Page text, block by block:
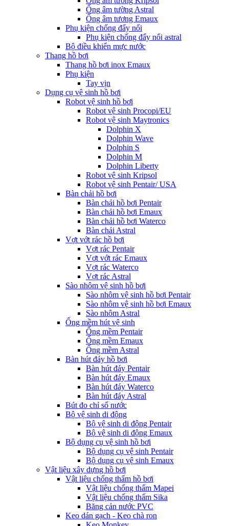
Ống âm tường Astral
Ống âm tương Emaux
Phụ kiện chống đẩy nổi
Phụ kiện chống đẩy nổi astral
Bộ điều khiển mực nước
Thang hồ bơi
Thang hồ bơi inox Emaux
Phụ kiện
Tay vịn
Dụng cụ vệ sinh hồ bơi
Robot vệ sinh hồ bơi
Robot vệ sinh Procopi/EU
Robot vệ sinh Maytronics
Dolphin X
Dolphin Wave
Dolphin S
Dolphin M
Dolphin Liberty
Robot vệ sinh Kripsol
Robot vệ sinh Pentair/ USA
Bàn chải hồ bơi
Bàn chải hồ bơi Pentair
Bàn chải hồ bơi Emaux
Bàn chải hồ bơi Waterco
Bàn chải Astral
Vợt vớt rác hồ bơi
Vợt rác Pentair
Vợt vớt rác Emaux
Vợt rác Waterco
Vợt rác Astral
Sào nhôm vệ sinh hồ bơi
Sào nhôm vệ sinh hồ bơi Pentair
Sào nhôm vệ sinh hồ bơi Emaux
Sào nhôm Astral
Ống mềm hút vệ sinh
Ống mềm Pentair
Ống mềm Emaux
Ống mềm Astral
Bàn hút đáy hồ bơi
Bàn hút đáy Pentair
Bàn hút đáy Emaux
Bàn hút đáy Waterco
Bàn hút đáy Astral
Bút đo chỉ số nước
Bộ vệ sinh di động
Bộ vệ sinh di động Pentair
Bộ vệ sinh di động Emaux
Bộ dụng cụ vệ sinh hồ bơi
Bộ dụng cụ vệ sinh Pentair
Bộ dụng cụ vệ sinh Emaux
Vật liệu xây dựng hồ bơi
Vật liệu chống thấm hồ bơi
Vật liệu chống thấm Mapei
Vật liệu chống thấm Sika
Băng cản nước PVC
Keo dán gạch - Keo chà ron